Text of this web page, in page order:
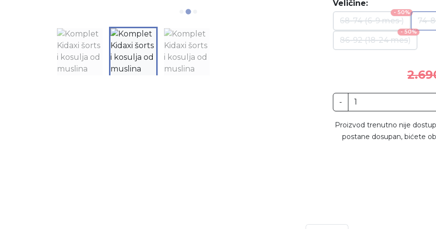
Veličine:
- 50%
68-74 (6-9 mes ) 74-
- 50%
86-92 (18-24 mes)
-
Proizvod trenutno nije
postane dosupan, bićete